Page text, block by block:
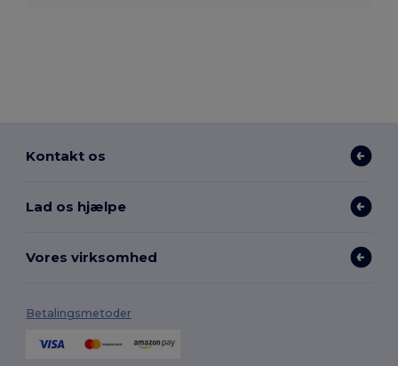
Kontakt os
Lad os hjælpe
Vores virksomhed
Betalingsmetoder